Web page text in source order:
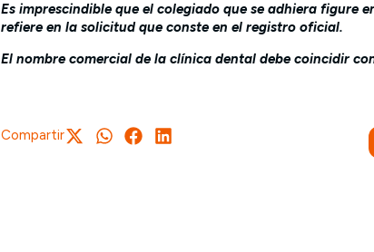
Es imprescindible que el colegiado que se adhiera figure
refiere en la solicitud que conste en el registro oficial.
El nombre comercial de la clínica dental debe coincidir
Compartir